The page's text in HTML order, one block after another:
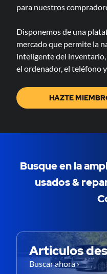
para nuestros
Disponemos de una
mercado que permite la
inteligente del
el ordenador, el teléfono
HAZTE
Busque en la
usados &
Articulos
Buscar ahora ›